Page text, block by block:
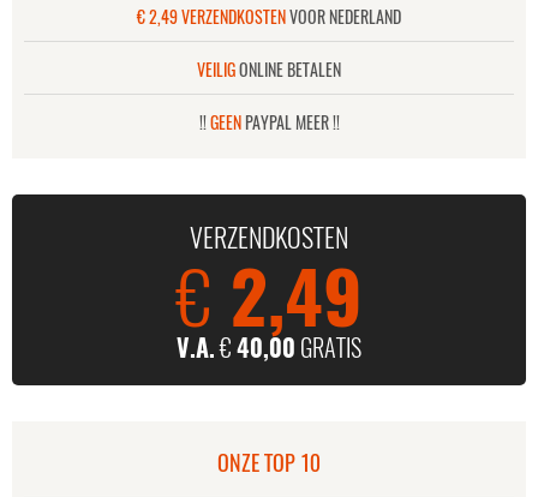
€ 2,49 VERZENDKOSTENVOOR NEDERLAND
VEILIGONLINE BETALEN
!!GEENPAYPAL MEER !!
VERZENDKOSTEN
€ 2,49
V.A.€40,00 GRATIS
ONZE TOP 10